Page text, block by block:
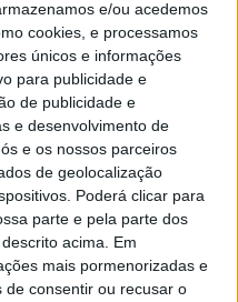
e/ou acedemos
cookies, e processamos
únicos e informações
para publicidade e
de publicidade e
e desenvolvimento de
e os nossos parceiros
de geolocalização
Poderá clicar para
parte e pela parte dos
acima. Em
mais pormenorizadas e
consentir ou recusar o
dos estágios